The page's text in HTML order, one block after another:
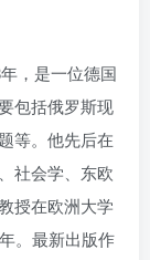
，是一位德国
包括俄罗斯现
等。他先后在
社会学、东欧
授在欧洲大学
。最新出版作